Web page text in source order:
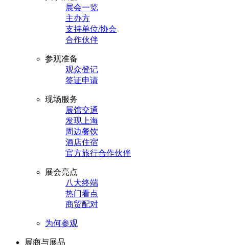
展会一览
主办方
支持单位/协会
合作伙伴
参观准备
观众登记
签证申请
现场服务
展馆交通
发现上海
周边餐饮
酒店住宿
官方旅行合作伙伴
展会亮点
八大终端
热门看点
商贸配对
为何参观
展商与展品